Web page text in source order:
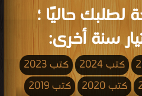
لطلبك حاليًا ؛
سنة أخرى:
كتب 2024
كتب 2023
كتب 2020
كتب 2019